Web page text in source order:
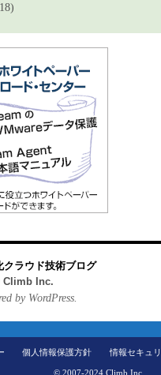
クラウド技術ブログ
Climb Inc.
by WordPress.
個人情報保護方針 情報セキュ
© 2007-2024 Climb Inc.